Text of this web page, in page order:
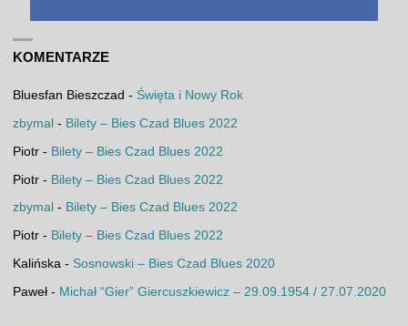
KOMENTARZE
Bluesfan Bieszczad - Święta i Nowy Rok
zbymal - Bilety – Bies Czad Blues 2022
Piotr- Bilety – Bies Czad Blues 2022
Piotr- Bilety – Bies Czad Blues 2022
zbymal - Bilety – Bies Czad Blues 2022
Piotr- Bilety – Bies Czad Blues 2022
Kalińska - Sosnowski – Bies Czad Blues 2020
Paweł- Michał “Gier” Giercuszkiewicz – 29.09.1954 / 27.07.2020